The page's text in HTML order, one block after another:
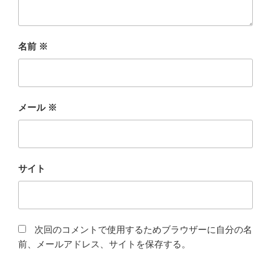
名前 ※
メール ※
サイト
次回のコメントで使用するためブラウザーに自分の名
前、メールアドレス、サイトを保存する。